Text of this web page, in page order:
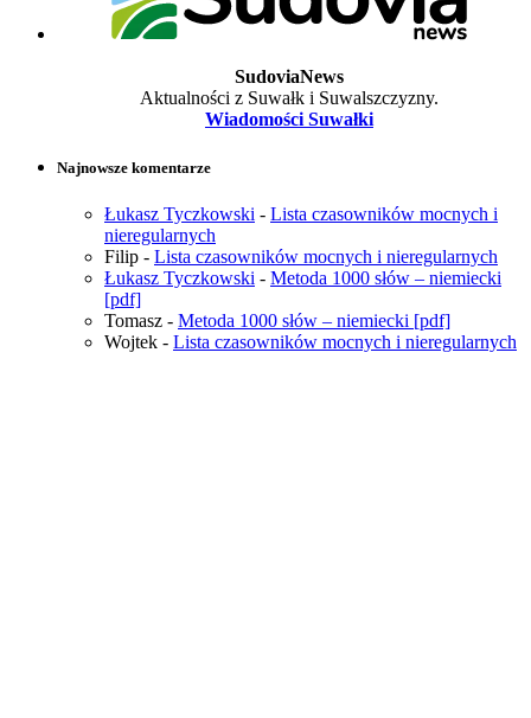
SudoviaNews
Aktualności z Suwałk i Suwalszczyzny.
Wiadomości Suwałki
Najnowsze komentarze
Łukasz Tyczkowski - Lista czasowników mocnych i
nieregularnych
Filip - Lista czasowników mocnych i nieregularnych
Łukasz Tyczkowski - Metoda 1000 słów – niemiecki
[pdf]
Tomasz - Metoda 1000 słów – niemiecki [pdf]
Wojtek - Lista czasowników mocnych i nieregularnych